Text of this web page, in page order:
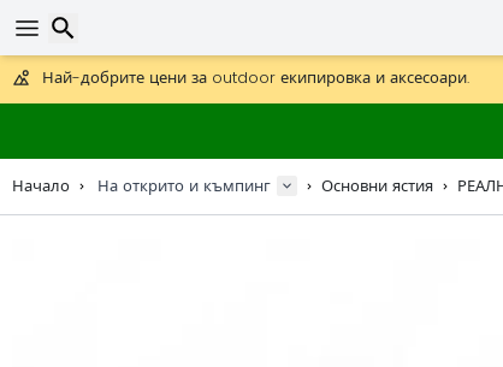
Предлага се и DHL Express за една нощ.
30 дни за връщане, 90 дни за дървени карти и декорации.
Най-добрите цени за outdoor екипировка и аксесоари.
Начало На открито и къмпинг Основни ястия